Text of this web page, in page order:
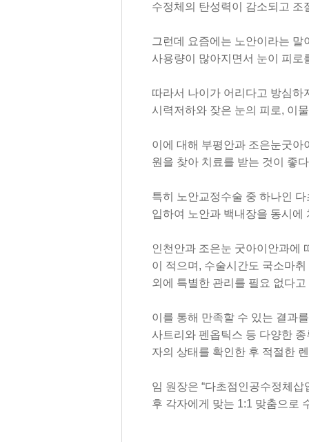
수정체의 탄성력이 감소되고
그런데 요즘에는 노안이라는
사용량이 많아지면서 눈이 피
따라서 나이가 어리다고 방심
시력저하와 잦은 눈의 피로, 이
이에 대해 부평안과 조은눈굿
원을 찾아 치료를 받는 것이 좋다
특히 노안교정수술 중 하나인
입하여 노안과 백내장을 동시에
인천안과 조은눈 굿아이안과에
이 적으며 , 수술시간도 국소마
외에 특별한 관리를 필요 없다고
이를 통해 만족할 수 있는 결과
사트리와 펜옵틱스 등 다양한
자의 상태를 확인한 후 적절한
임 원장은 “다초점인공수정체삽
후 각자에게 맞는 1:1 맞춤으로